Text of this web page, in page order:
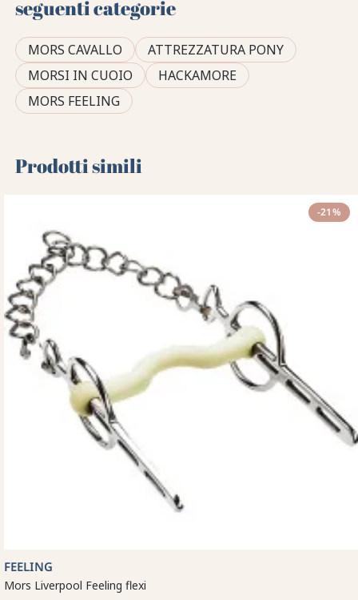
seguenti categorie
MORS CAVALLO
ATTREZZATURA PONY
MORSI IN CUOIO
HACKAMORE
MORS FEELING
Prodotti simili
-21%
FEELING
Mors Liverpool Feeling flexi